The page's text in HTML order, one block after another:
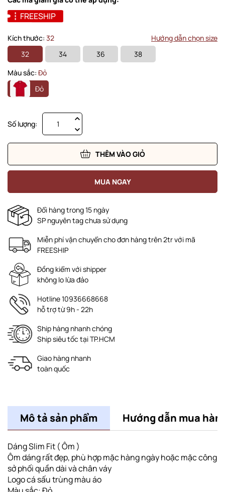
FREESHIP
Kích thước: 32
Hướng dẫn chọn size
32
34 36
38
Màu sắc: Đỏ
Đỏ
Số lượng:
THÊM VÀO GIỎ
MUA NGAY
Đổi hàng trong 15 ngày
SP nguyên tag chưa sử dụng
Miễn phí vận chuyển cho đơn hàng trên 2tr với mã
FREESHIP
Đồng kiểm với shipper
không lo lừa đảo
Hotline 10936668668
hỗ trợ từ 9h - 22h
Ship hàng nhanh chóng
Ship siêu tốc tại TP.HCM
Giao hàng nhanh
toàn quốc
Mô tả sản phẩm Hướng dẫn mua
Dáng Slim Fit ( Ôm )
Ôm dáng rất đẹp, phù hợp mặc hàng ngày hoặc mặc công
sở phối quần dài và chân váy
Logo cá sấu trùng màu áo